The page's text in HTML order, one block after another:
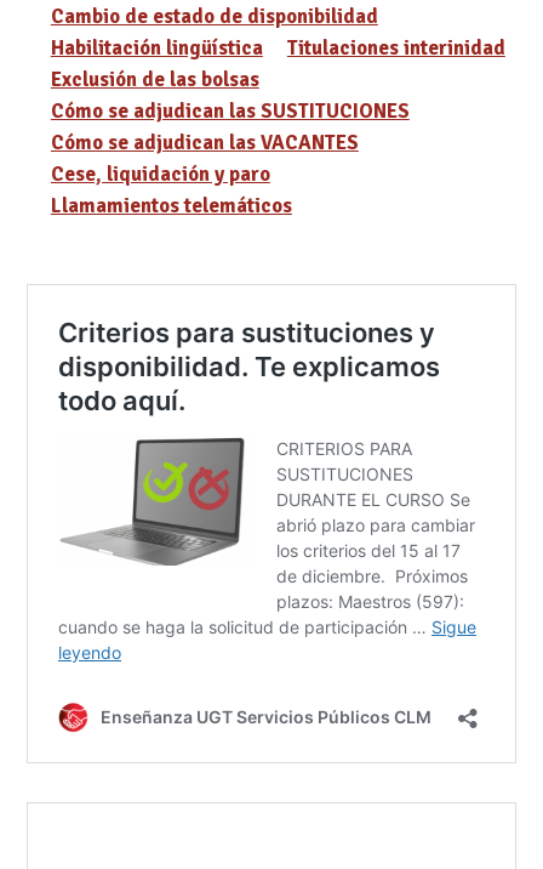
Cambio de estado de disponibilidad
Habilitación lingüística
Titulaciones interinidad
Exclusión de las bolsas
Cómo se adjudican las SUSTITUCIONES
Cómo se adjudican las VACANTES
Cese, liquidación y paro
Llamamientos telemáticos